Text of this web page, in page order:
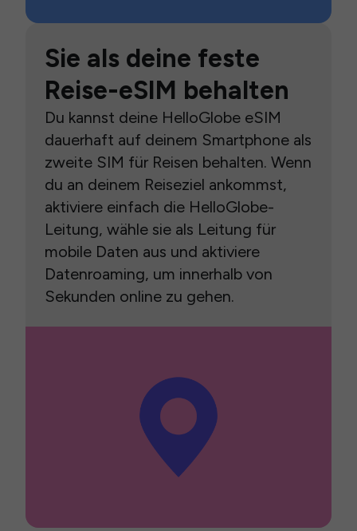
Sie als deine feste
Reise-eSIM behalten
Du kannst deine HelloGlobe eSIM
dauerhaft auf deinem Smartphone als
zweite SIM für Reisen behalten. Wenn
du an deinem Reiseziel ankommst,
aktiviere einfach die HelloGlobe-
Leitung, wähle sie als Leitung für
mobile Daten aus und aktiviere
Datenroaming, um innerhalb von
Sekunden online zu gehen.